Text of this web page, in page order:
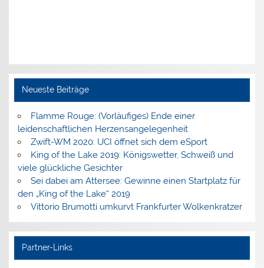
Neueste Beiträge
Flamme Rouge: (Vorläufiges) Ende einer
leidenschaftlichen Herzensangelegenheit
Zwift-WM 2020: UCI öffnet sich dem eSport
King of the Lake 2019: Königswetter, Schweiß und
viele glückliche Gesichter
Sei dabei am Attersee: Gewinne einen Startplatz für
den „King of the Lake“ 2019
Vittorio Brumotti umkurvt Frankfurter Wolkenkratzer
Partner-Links